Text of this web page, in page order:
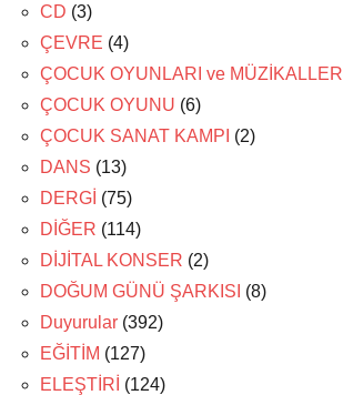
CD (3)
ÇEVRE (4)
ÇOCUK OYUNLARI ve MÜZİKALLERİ
ÇOCUK OYUNU (6)
ÇOCUK SANAT KAMPI (2)
DANS (13)
DERGİ (75)
DİĞER (114)
DİJİTAL KONSER (2)
DOĞUM GÜNÜ ŞARKISI (8)
Duyurular (392)
EĞİTİM (127)
ELEŞTİRİ (124)